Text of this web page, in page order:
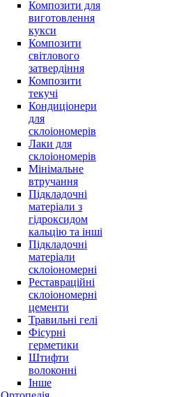
Композити для
виготовлення
кукси
Композити
світлового
затвердіння
Композити
текучі
Кондиціонери
для
склоіономерів
Лаки для
склоіономерів
Мінімальне
втручання
Підкладочні
матеріали з
гідроксидом
кальцію та інші
Підкладочні
матеріали
склоіономерні
Реставраційні
склоіономерні
цементи
Травильні гелі
Фісурні
герметики
Штифти
волоконні
Інше